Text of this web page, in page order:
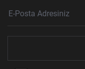
Haber Bülteni